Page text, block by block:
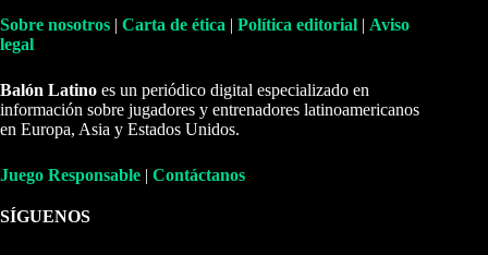
Sobre nosotros | Carta de ética | Política editorial | Aviso
legal
Balón Latino es un periódico digital especializado en
información sobre jugadores y entrenadores latinoamericanos
en Europa, Asia y Estados Unidos.
Juego Responsable | Contáctanos
SÍGUENOS